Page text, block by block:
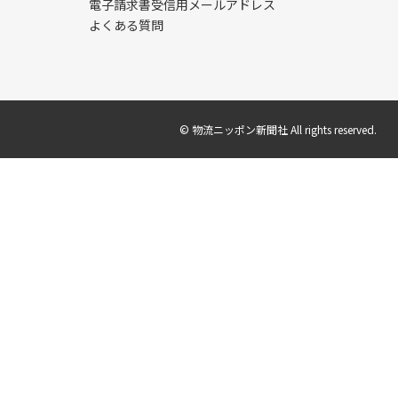
電子請求書受信用メールアドレス
よくある質問
© 物流ニッポン新聞社 All rights reserved.